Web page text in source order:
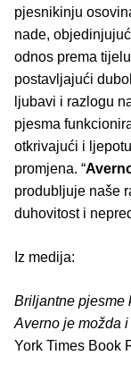
pjesnikinju
nade,
odnos prema
postavljajući
ljubavi i razlogu
pjesma
otkrivajući i
promjena. “
produbljuje naše
duhovitost i
Iz medija:
Briljantne pjesme
Averno je možda
York Times Book